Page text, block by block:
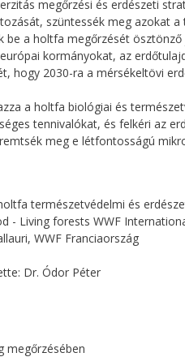
megőrzési és erdészeti
szüntessék meg azokat
be a holtfa megőrzését
kormányokat, az
hogy 2030-ra a mérsékeltövi
a holtfa biológiai és
tennivalókat, és felkéri az
meg e létfontosságú
természetvédelmi és
- Living forests WWF
WWF Franciaország
Dr. Ódor Péter
megőrzésében